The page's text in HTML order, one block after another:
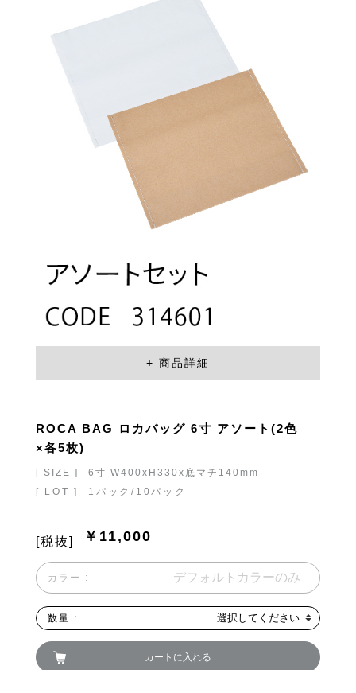
ROCA BAG ロカバッグ 6寸 アソート(2色
×各5枚)
[ SIZE ]
6寸 W400xH330x底マチ140mm
[ LOT ]
1パック/10パック
￥11,000
[税抜]
カラー :
数量 : 選択してください
カートに入れる